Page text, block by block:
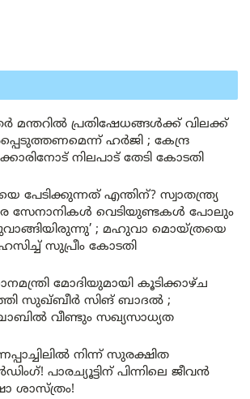
മന്തറിൽ പ്രതിഷേധങ്ങൾക്ക് വിലക്ക്
ഹർജി ; കേന്ദ്ര
നിലപാട് തേടി കോടതി
പേടിക്കുന്നത് എന്തിന്? സ്വാതന്ത്ര്യ
സേനാനികൾ വെടിയുണ്ടകൾ പോലും
; മഹുവാ മൊയ്ത്രയെ
സുപ്രീം കോടതി
മോദിയുമായി കൂടിക്കാഴ്ച
സുഖ്ബീർ സിങ് ബാദൽ ;
വീണ്ടും സഖ്യസാധ്യത
നിന്ന് സുരക്ഷിത
പാരച്യൂട്ടിന് പിന്നിലെ ജീവൻ
ശാസ്ത്രം!